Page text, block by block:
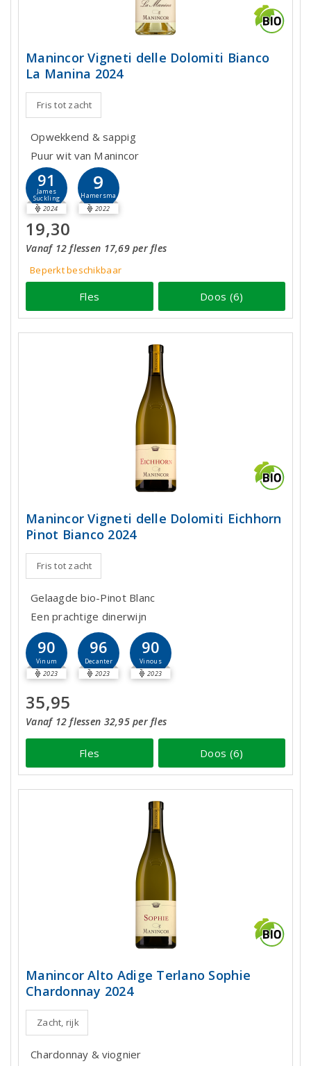
Manincor Vigneti delle Dolomiti Bianco
La Manina 2024
Fris tot zacht
Opwekkend & sappig
Puur wit van Manincor
91
James
Suckling
2024
9
Hamersma
2022
19,30
Vanaf 12 flessen 17,69 per fles
Beperkt beschikbaar
Fles Doos (6)
Manincor Vigneti delle Dolomiti Eichhorn
Pinot Bianco 2024
Fris tot zacht
Gelaagde bio-Pinot Blanc
Een prachtige dinerwijn
90
Vinum
2023
96
Decanter
2023
90
Vinous
2023
35,95
Vanaf 12 flessen 32,95 per fles
Fles Doos (6)
Manincor Alto Adige Terlano Sophie
Chardonnay 2024
Zacht, rijk
Chardonnay & viognier